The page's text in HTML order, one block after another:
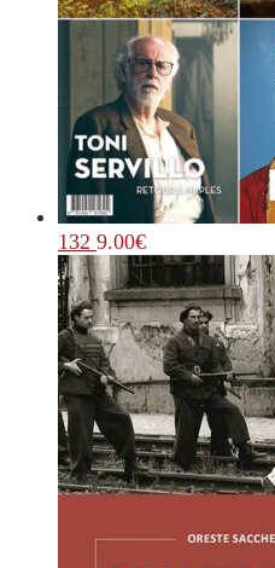
132 9.00€